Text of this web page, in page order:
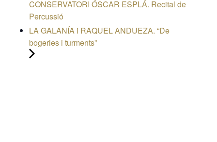
CONSERVATORI ÓSCAR ESPLÁ. Recital de
Percussió
LA GALANÍA i RAQUEL ANDUEZA. “De
bogeries i turments”